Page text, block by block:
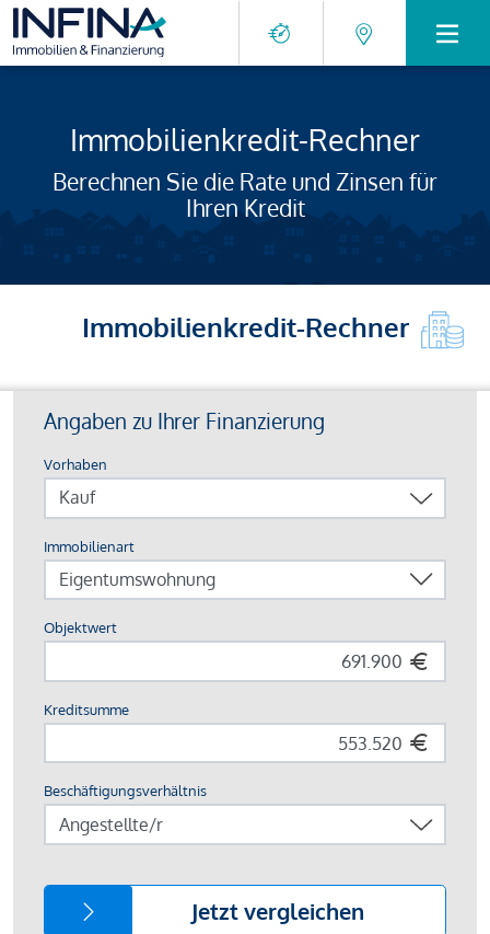
Immobilienkredit-Rechner
Berechnen Sie die Rate und Zinsen für
Ihren Kredit
Immobilienkredit-Rechner